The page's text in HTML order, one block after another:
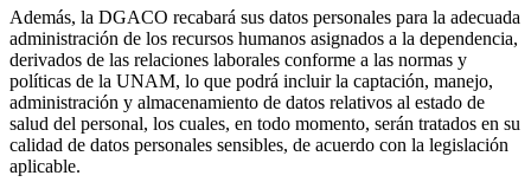
Además, la DGACO recabará sus datos personales para la adecuada
administración de los recursos humanos asignados a la dependencia,
derivados de las relaciones laborales conforme a las normas y
políticas de la UNAM, lo que podrá incluir la captación, manejo,
administración y almacenamiento de datos relativos al estado de
salud del personal, los cuales, en todo momento, serán tratados en su
calidad de datos personales sensibles, de acuerdo con la legislación
aplicable.